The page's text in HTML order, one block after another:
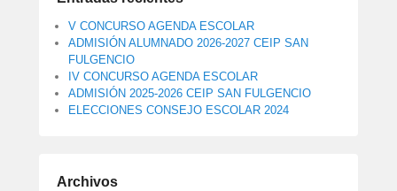
V CONCURSO AGENDA ESCOLAR
ADMISIÓN ALUMNADO 2026-2027 CEIP SAN
FULGENCIO
IV CONCURSO AGENDA ESCOLAR
ADMISIÓN 2025-2026 CEIP SAN FULGENCIO
ELECCIONES CONSEJO ESCOLAR 2024
Archivos